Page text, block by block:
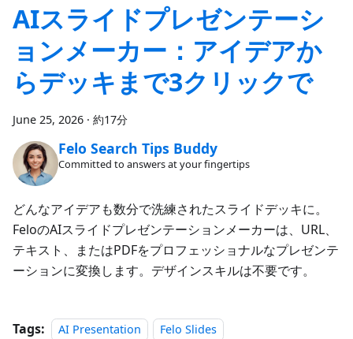
AIスライドプレゼンテーシ
ョンメーカー：アイデアか
らデッキまで3クリックで
June 25, 2026 · 約17分
Felo Search Tips Buddy
Committed to answers at your fingertips
どんなアイデアも数分で洗練されたスライドデッキに。
FeloのAIスライドプレゼンテーションメーカーは、URL、
テキスト、またはPDFをプロフェッショナルなプレゼンテ
ーションに変換します。デザインスキルは不要です。
Tags: AI Presentation Felo Slides